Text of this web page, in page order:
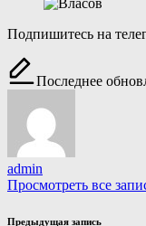
Подпишитесь на
Последнее
admin
Просмотреть все
Предыдущая запись